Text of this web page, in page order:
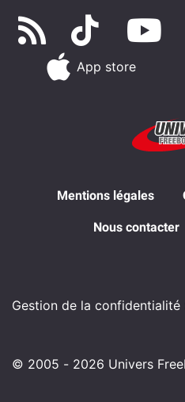
App store
Mentions légales
Nous contacter
Gestion de la confidentialité
© 2005 - 2026 Univers